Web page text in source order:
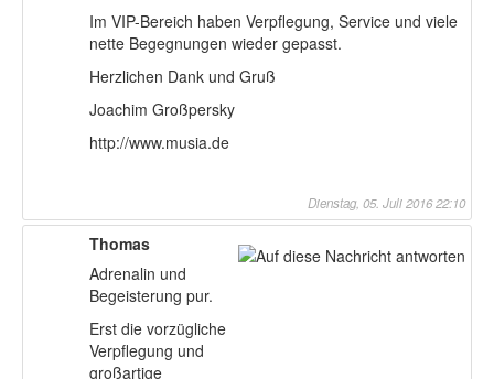
Im VIP-Bereich haben Verpflegung, Service und viele
nette Begegnungen wieder gepasst.
Herzlichen Dank und Gruß
Joachim Großpersky
http://www.musia.de
Dienstag, 05. Juli 2016 22:10
Thomas
Adrenalin und
Begeisterung pur.
Erst die vorzügliche
Verpflegung und
großartige